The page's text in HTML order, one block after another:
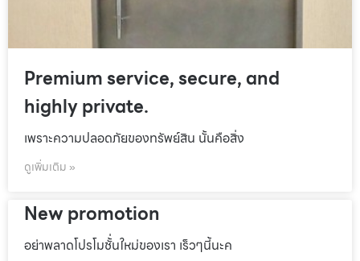
Premium service, secure, and
highly private.
เพราะความปลอดภัยของทรัพย์สิน นั้นคือสิ่ง
ดูเพิ่มเติม »
New promotion
อย่าพลาดโปรโมชั้่นใหม่ของเรา เร็วๆนี้นะค